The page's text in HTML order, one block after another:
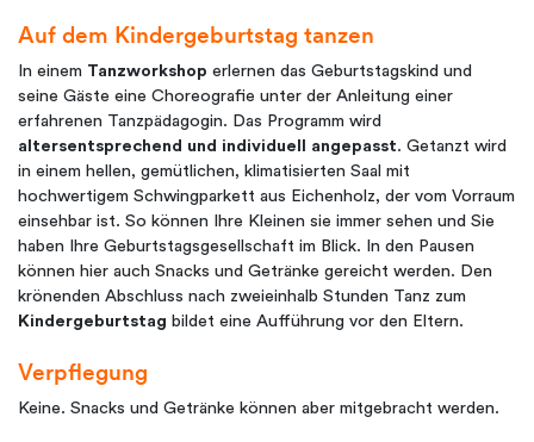
Auf dem Kindergeburtstag tanzen
In einem Tanzworkshop erlernen das Geburtstagskind und
seine Gäste eine Choreografie unter der Anleitung einer
erfahrenen Tanzpädagogin. Das Programm wird
altersentsprechend und individuell angepasst. Getanzt wird
in einem hellen, gemütlichen, klimatisierten Saal mit
hochwertigem Schwingparkett aus Eichenholz, der vom Vorraum
einsehbar ist. So können Ihre Kleinen sie immer sehen und Sie
haben Ihre Geburtstagsgesellschaft im Blick. In den Pausen
können hier auch Snacks und Getränke gereicht werden. Den
krönenden Abschluss nach zweieinhalb Stunden Tanz zum
Kindergeburtstag bildet eine Aufführung vor den Eltern.
Verpflegung
Keine. Snacks und Getränke können aber mitgebracht werden.